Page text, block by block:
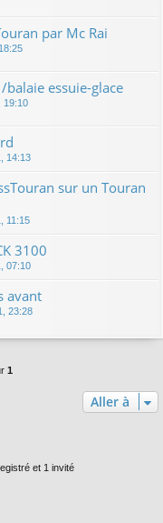
par Mc Rai
essuie-glace
19:10
14:13
sur un Touran
11:15
3100
07:10
avant
23:28
1
Aller à
et 1 invité